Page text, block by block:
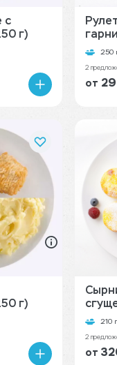
с
г)
В
250
2
от
г)
В
210
2
от